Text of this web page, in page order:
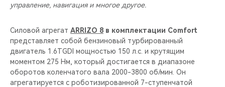
управление, навигация и многое другое.
Силовой агрегат ARRIZO 8 в комплектации Comfort
представляет собой бензиновый турбированный
двигатель 1.6TGDI мощностью 150 л.с. и крутящим
моментом 275 Нм, который достигается в диапазоне
оборотов коленчатого вала 2000-3800 об/мин. Он
агрегатируется с роботизированной 7-ступенчатой